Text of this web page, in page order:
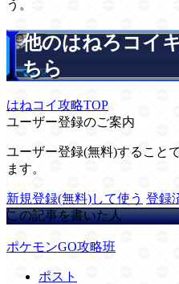
う。
他のはねろコイ
ちら
はねコイ攻略TOP
ユーザー登録のご案内
ユーザー登録(無料)すること
ます。
新規登録(無料)して使う 登録
この記事を書いた人
ポケモンGO攻略班
ポスト